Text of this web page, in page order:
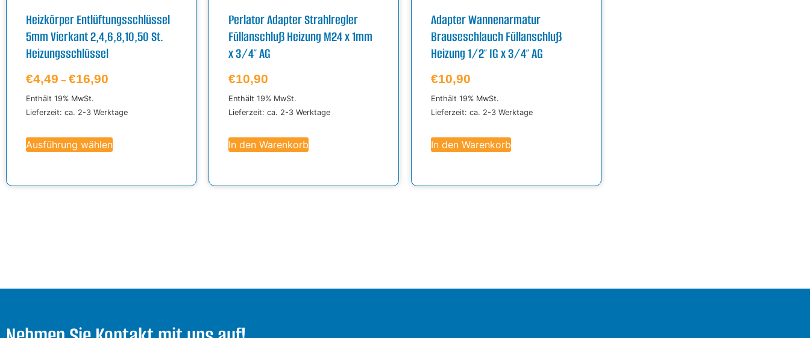
Heizkörper Entlüftungsschlüssel
5mm Vierkant 2,4,6,8,10,50 St.
Heizungsschlüssel
€4,49 – €16,90
Enthält 19% MwSt.
Lieferzeit: ca. 2-3 Werktage
Ausführung wählen
Perlator Adapter Strahlregler
Füllanschluß Heizung M24 x 1mm
x 3/4″ AG
€10,90
Enthält 19% MwSt.
Lieferzeit: ca. 2-3 Werktage
In den Warenkorb
Adapter Wannenarmatur
Brauseschlauch Füllanschluß
Heizung 1/2″ IG x 3/4″ AG
€10,90
Enthält 19% MwSt.
Lieferzeit: ca. 2-3 Werktage
In den Warenkorb